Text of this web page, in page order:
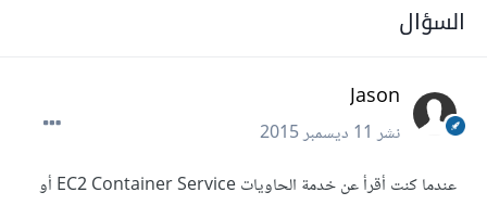
السؤال
Jason
نشر11 ديسمبر 2015
عندما كنت أقرأ عن خدمة الحاويات EC2 Container Service أو